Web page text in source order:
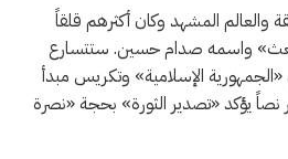
والعالم المشهد وكان أكثرهم قلقاً
واسمه صدام حسين. ستتسارع
الإسلامية» وتكريس مبدأ
نصاً يؤكد «تصدير الثورة» بحجة «نصرة